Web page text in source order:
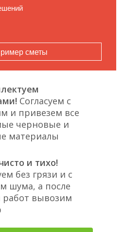
сметы
Согласуем с
и привезем все
черновые и
материалы
и тихо!
без грязи и с
шума, а после
работ вывозим